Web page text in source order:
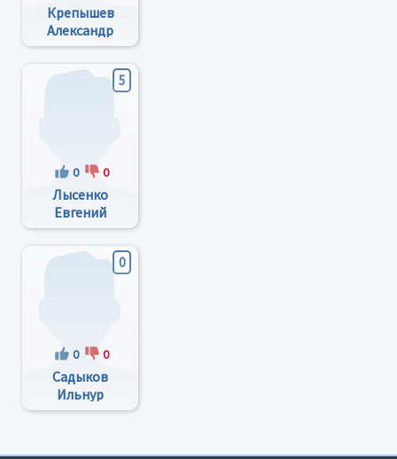
Крепышев
Александр
Михайлович
5
0 0
Лысенко
Евгений
Сергеевич
0
0 0
Садыков
Ильнур
Зафирович